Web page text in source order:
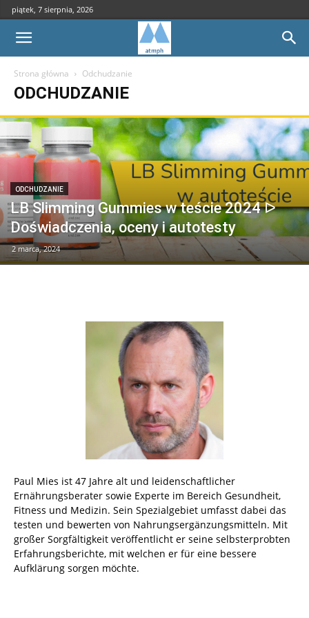
piątek, 7 sierpnia, 2026
Strona główna Odchudzanie
ODCHUDZANIE
ODCHUDZANIE
LB Slimming Gummies w teście 2024 ᐅ
Doświadczenia, oceny i autotesty
2 marca, 2024
Paul Mies ist 47 Jahre alt und leidenschaftlicher
Ernährungsberater sowie Experte im Bereich Gesundheit,
Fitness und Medizin. Sein Spezialgebiet umfasst dabei das
testen und bewerten von Nahrungsergänzungsmitteln. Mit
großer Sorgfältigkeit veröffentlicht er seine selbsterprobten
Erfahrungsberichte, mit welchen er für eine bessere
Aufklärung sorgen möchte.